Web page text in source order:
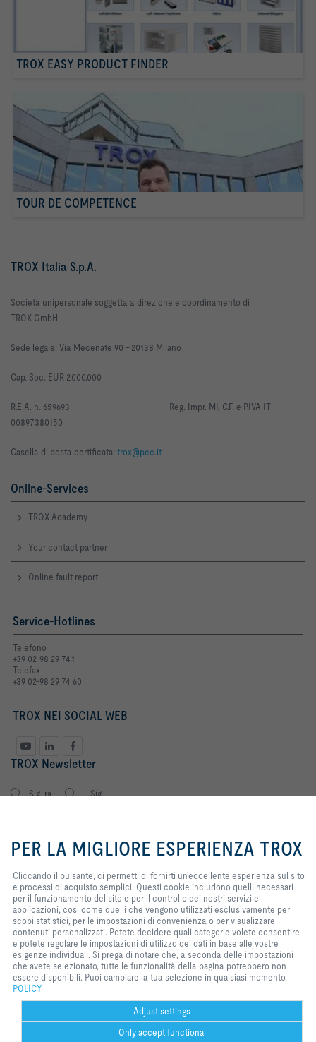
TROX EASY PRODUCT FINDER
TOUR DE COMPETENCE
TROX Italia S.p.A.
Società unipersonale soggetta a direzione e coordinamento di
TROX GmbH
Sede legale: Via Mecenate 90 -20138 Milano
Cap. Soc. EUR 2.000.000
R.E.A. n. 659693 Reg. Impr. MI, C.F. e P.IVA IT
00897380150
Casella di posta certificata: trox@pec.it
Online-Services
TROX Academy
Your contact partner
Online fault report
Service-Hotlines
Telefono
+39 02-98 29 74.1
Telefax
+39 02-98 29 74 60
TROX NEI SOCIAL WEB
TROX Newsletter
Sig. ra Sig.
Termini Legali registro
Home Contatto Stampa
Condizioni generali di vendita e consegna
Privacy
Disclaimer 2026 © TROX Italia S.p.A.
to provide you with an excellent
website experience and easy
cookies include ones that are
necessary for the operation of the
site and for the control of our
services and applications, as well
as ones that are used solely for
statistical purposes, for
convenience settings or to display
personalized content. You can
decide which categories you want
to allow and you can adjust the
your individual requirements.
Please note that, depending on the
settings that you have selected, all
functionalities of the page might
PER LA MIGLIORE ESPERIENZA TROX
Cliccando il pulsante, ci permetti di fornirti un'eccellente esperienza sul sito
e processi di acquisto semplici. Questi cookie includono quelli necessari
per il funzionamento del sito e per il controllo dei nostri servizi e
applicazioni, così come quelli che vengono utilizzati esclusivamente per
scopi statistici, per le impostazioni di convenienza o per visualizzare
contenuti personalizzati. Potete decidere quali categorie volete consentire
e potete regolare le impostazioni di utilizzo dei dati in base alle vostre
esigenze individuali. Si prega di notare che, a seconda delle impostazioni
che avete selezionato, tutte le funzionalità della pagina potrebbero non
essere disponibili. Puoi cambiare la tua selezione in qualsiasi momento.
POLICY
Adjust settings
Only accept functional